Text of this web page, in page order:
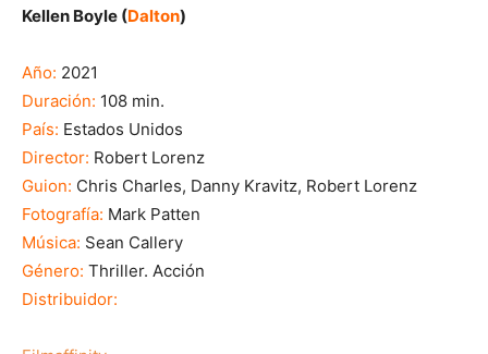
Kellen Boyle (Dalton)
Año: 2021
Duración: 108 min.
País: Estados Unidos
Director: Robert Lorenz
Guion: Chris Charles, Danny Kravitz, Robert Lorenz
Fotografía: Mark Patten
Música: Sean Callery
Género: Thriller. Acción
Distribuidor: